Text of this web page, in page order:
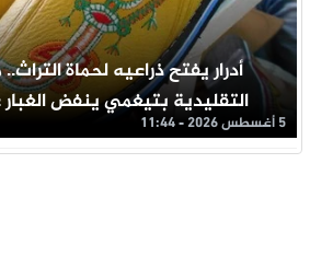
أدرار يفتح ذراعيه لحماة
التقليدية بتيغمي ينفض الغبار
5 أغسطس 2026 - 11:44